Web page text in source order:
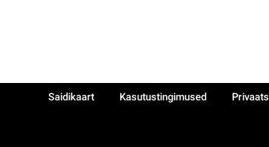
Saidikaart Kasutustingimused